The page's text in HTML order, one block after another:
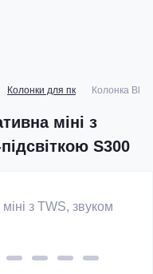
Колонки для пк Колонка
міні з
S300